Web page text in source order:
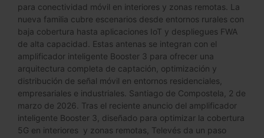
para conectividad móvil en interiores y zonas remotas. La
nueva familia cubre escenarios desde entornos rurales con
baja cobertura hasta aplicaciones IoT y despliegues FWA
de alta capacidad. Estas antenas se integran con el
amplificador inteligente Booster 3 para ofrecer una
arquitectura completa de captación, optimización y
distribución de señal móvil en entornos residenciales,
empresariales e industriales. Santiago de Compostela, 2 de
marzo de 2026. Tras el reciente anuncio del amplificador
inteligente Booster 3, diseñado para optimizar la cobertura
5G en interiores y zonas remotas, Televés da un paso